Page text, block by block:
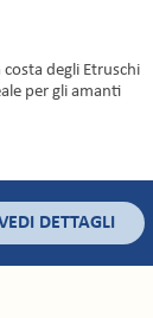
nel verde più
è pronto ad
DETTAGLI